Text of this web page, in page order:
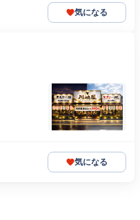
気になる
気になる